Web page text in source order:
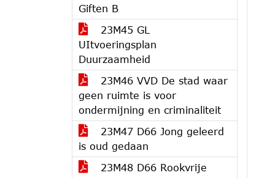
Giften B
23M45 GL
UItvoeringsplan
Duurzaamheid
23M46 VVD De stad waar
geen ruimte is voor
ondermijning en criminaliteit
23M47 D66 Jong geleerd
is oud gedaan
23M48 D66 Rookvrije